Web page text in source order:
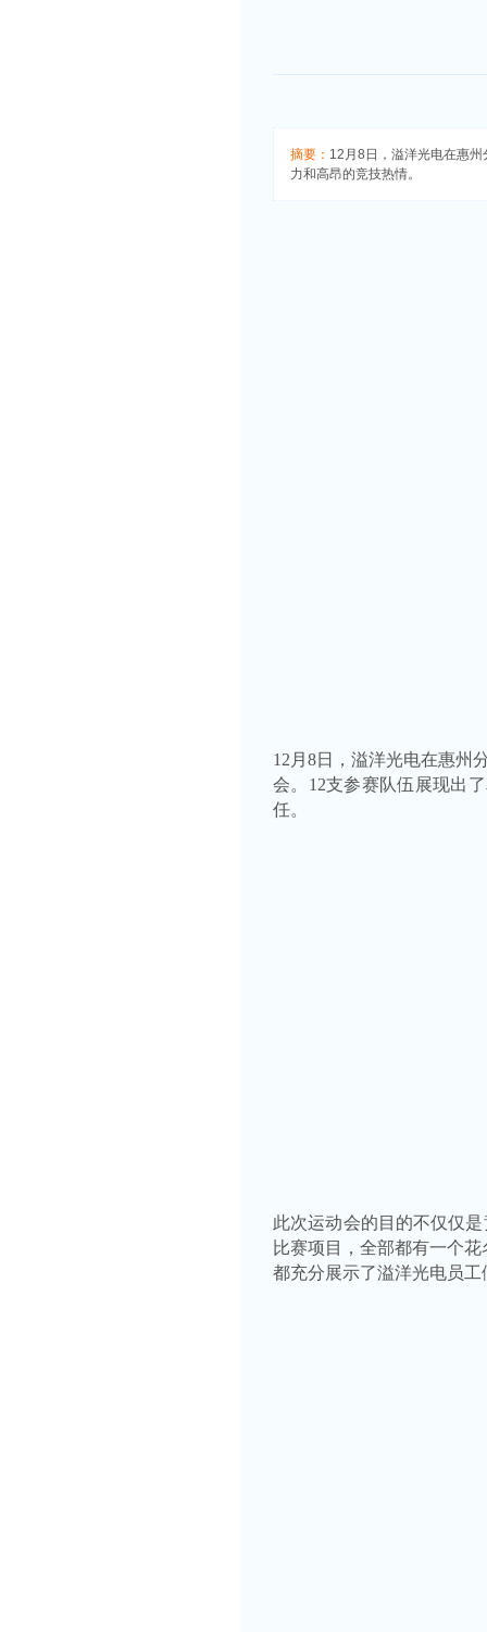
摘要： 12月8日，溢洋光电在惠
力和高昂的竞技热情。
12月8日，溢洋光电在惠州
会。12支参赛队伍展现出
任。
此次运动会的目的不仅仅
比赛项目，全部都有一个
都充分展示了溢洋光电员